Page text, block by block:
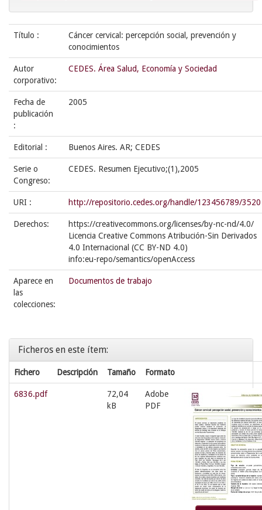
Título :
Cáncer cervical: percepción social, prevención y
conocimientos
Autor
corporativo:
CEDES. Área Salud, Economía y Sociedad
Fecha de
publicación
:
2005
Editorial : Buenos Aires. AR; CEDES
Serie o
Congreso:
CEDES. Resumen Ejecutivo;(1),2005
URI : http://repositorio.cedes.org/handle/123456789/3520
Derechos:
https://creativecommons.org/licenses/by-nc-nd/4.0/
Licencia Creative Commons Atribución-Sin Derivados
4.0 Internacional (CC BY-ND 4.0)
info:eu-repo/semantics/openAccess
Aparece en
las
colecciones:
Documentos de trabajo
Ficheros en este ítem:
Fichero Descripción Tamaño Formato
6836.pdf
72,04
kB
Adobe
PDF